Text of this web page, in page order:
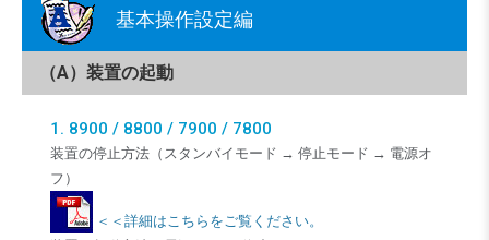
基本操作設定編
（A）装置の起動
1. 8900 / 8800 / 7900 / 7800
装置の停止方法（スタンバイモード → 停止モード → 電源オ
フ）
＜＜詳細はこちらをご覧ください。